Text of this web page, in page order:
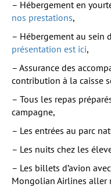
– Hébergement en
nos prestations,
– Hébergement au sein
présentation est ici,
– Assurance des
contribution à la caisse
– Tous les repas
campagne,
– Les entrées au parc
– Les nuits chez les
– Les billets d’avion
Mongolian Airlines aller